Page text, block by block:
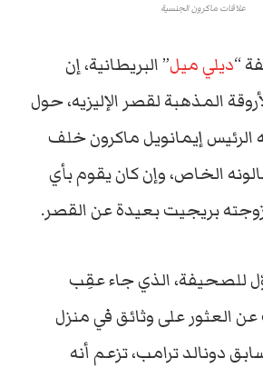
علاقات ماكرون الجنسية
“ديلي ميل” البريطانية، إن
المذهبة لقصر الإليزيه، حول
الرئيس إيمانويل ماكرون خلف
الخاص، وإن كان يقوم بأي
بريجيت بعيدة عن القصر.
للصحيفة، الذي جاء عقِب
العثور على وثائق في منزل
دونالد ترامب، تزعم أنه